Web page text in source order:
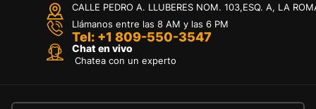
CALLE PEDRO A. LLUBERES NOM. 103,ESQ. A, LA
Llámanos entre las 8 AM y las 6 PM
Tel: +1 809-550-3547
Chat en vivo
Chatea con un experto